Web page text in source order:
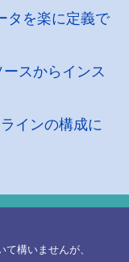
タを楽に定義で
スからインス
インの構成に
構いませんが、